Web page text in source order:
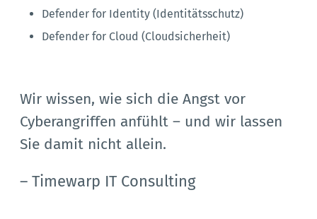
Defender for Identity (Identitätsschutz)
Defender for Cloud (Cloudsicherheit)
Wir wissen, wie sich die Angst vor
Cyberangriffen anfühlt – und wir lassen
Sie damit nicht allein.
– Timewarp IT Consulting